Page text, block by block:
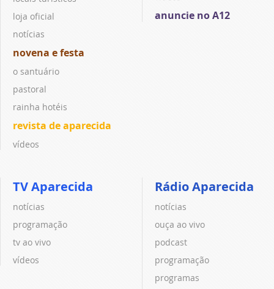
loja oficial
notícias
novena e festa
o santuário
pastoral
rainha hotéis
revista de aparecida
vídeos
anuncie no A12
TV Aparecida
notícias
programação
tv ao vivo
vídeos
Rádio Aparecida
notícias
ouça ao vivo
podcast
programação
programas